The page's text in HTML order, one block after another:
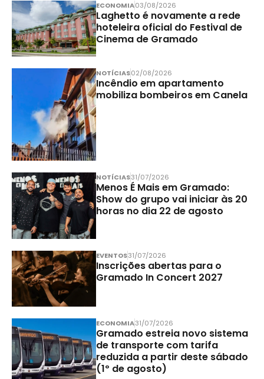
ECONOMIA03/08/2026
Laghetto é novamente a rede
hoteleira oficial do Festival de
Cinema de Gramado
NOTÍCIAS02/08/2026
Incêndio em apartamento
mobiliza bombeiros em Canela
NOTÍCIAS31/07/2026
Menos É Mais em Gramado:
Show do grupo vai iniciar às 20
horas no dia 22 de agosto
EVENTOS31/07/2026
Inscrições abertas para o
Gramado In Concert 2027
ECONOMIA31/07/2026
Gramado estreia novo sistema
de transporte com tarifa
reduzida a partir deste sábado
(1º de agosto)